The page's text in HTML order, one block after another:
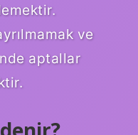
ve
aptallar